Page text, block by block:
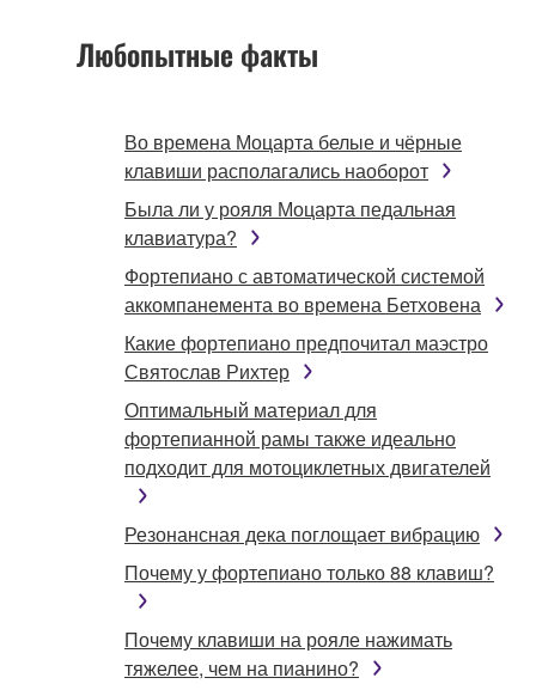
Любопытные факты
Во времена Моцарта белые и чёрные
клавиши располагались наоборот
Была ли у рояля Моцарта педальная
клавиатура?
Фортепиано с автоматической системой
аккомпанемента во времена Бетховена
Какие фортепиано предпочитал маэстро
Святослав Рихтер
Оптимальный материал для
фортепианной рамы также идеально
подходит для мотоциклетных двигателей
Резонансная дека поглощает вибрацию
Почему у фортепиано только 88 клавиш?
Почему клавиши на рояле нажимать
тяжелее, чем на пианино?